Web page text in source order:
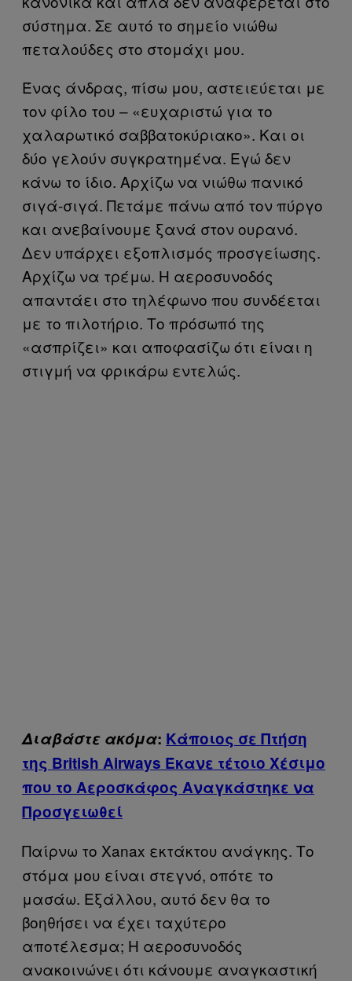
σύστημα. Σε αυτό το σημείο νιώθω
πεταλούδες στο στομάχι μου.
Ένας άνδρας, πίσω μου, αστειεύεται με
τον φίλο του – «ευχαριστώ για το
χαλαρωτικό σαββατοκύριακο». Και οι
δύο γελούν συγκρατημένα. Εγώ δεν
κάνω το ίδιο. Αρχίζω να νιώθω πανικό
σιγά-σιγά. Πετάμε πάνω από τον πύργο
και ανεβαίνουμε ξανά στον ουρανό.
Δεν υπάρχει εξοπλισμός προσγείωσης.
Αρχίζω να τρέμω. Η αεροσυνοδός
απαντάει στο τηλέφωνο που συνδέεται
με το πιλοτήριο. Το πρόσωπό της
«ασπρίζει» και αποφασίζω ότι είναι η
στιγμή να φρικάρω εντελώς.
Διαβάστε ακόμα: Κάποιος σε Πτήση
της British Airways Έκανε τέτοιο Χέσιμο
που το Αεροσκάφος Αναγκάστηκε να
Προσγειωθεί
Παίρνω το Xanax εκτάκτου ανάγκης. Το
στόμα μου είναι στεγνό, οπότε το
μασάω. Εξάλλου, αυτό δεν θα το
βοηθήσει να έχει ταχύτερο
αποτέλεσμα; Η αεροσυνοδός
ανακοινώνει ότι κάνουμε αναγκαστική